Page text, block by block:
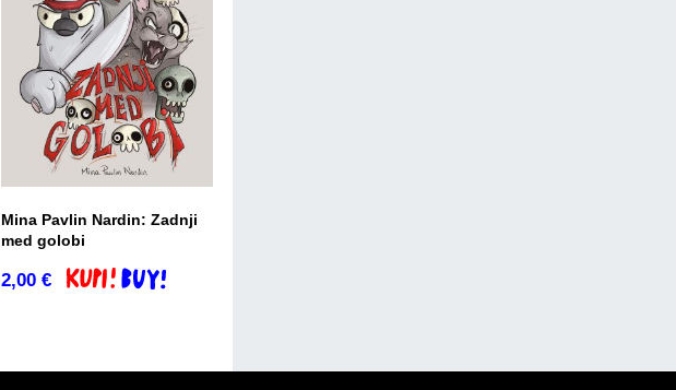
Mina Pavlin Nardin: Zadnji
med golobi
2,00 € Dodaj v košarico